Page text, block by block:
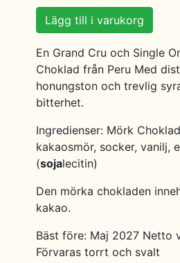
Lägg till i varukorg
En Grand Cru och Single
Choklad från Peru Med
honungston och trevlig
bitterhet.
Ingredienser: Mörk
kakaosmör, socker, vanilj,
(sojalecitin)
Den mörka chokladen
kakao.
Bäst före: Maj 2027 Netto
Förvaras torrt och svalt